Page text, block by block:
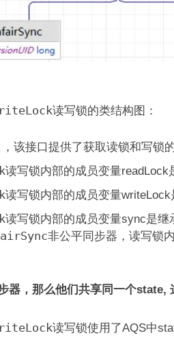
读写锁的类结构图：
该接口提供了获取读锁和写锁的
读写锁内部的成员变量readLock
读写锁内部的成员变量writeLock
读写锁内部的成员变量sync是
非公平同步器，读写锁
器，那么他们共享同一个state,
读写锁使用了AQS中